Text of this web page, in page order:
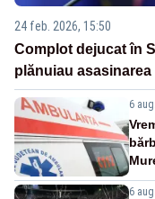
24 feb. 2026, 15:50
Complot dejucat în
plănuiau
6
6